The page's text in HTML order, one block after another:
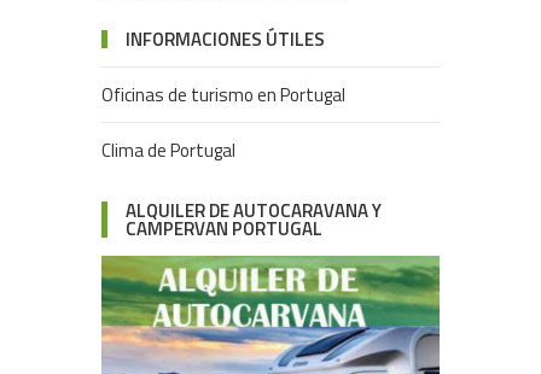
INFORMACIONES ÚTILES
Oficinas de turismo en Portugal
Clima de Portugal
ALQUILER DE AUTOCARAVANA Y
CAMPERVAN PORTUGAL